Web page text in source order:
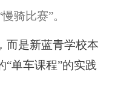
骑比赛”。
是新蓝青学校本
“单车课程”的实践